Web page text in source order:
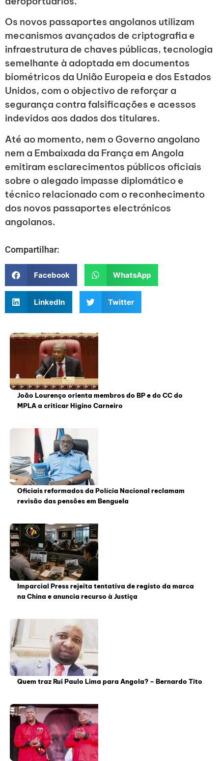
Os novos passaportes angolanos utilizam
mecanismos avançados de criptografia e
infraestrutura de chaves públicas, tecnologia
semelhante à adoptada em documentos
biométricos da União Europeia e dos Estados
Unidos, com o objectivo de reforçar a
segurança contra falsificações e acessos
indevidos aos dados dos titulares.
Até ao momento, nem o Governo angolano
nem a Embaixada da França em Angola
emitiram esclarecimentos públicos oficiais
sobre o alegado impasse diplomático e
técnico relacionado com o reconhecimento
dos novos passaportes electrónicos
angolanos.
Compartilhar:
Facebook WhatsApp
LinkedIn Twitter
João Lourenço orienta membros do BP e do CC do
MPLA a criticar Higino Carneiro
Oficiais reformados da Polícia Nacional reclamam
revisão das pensões em Benguela
Imparcial Press rejeita tentativa de registo da marca
na China e anuncia recurso à Justiça
Quem traz Rui Paulo Lima para Angola? – Bernardo Tito